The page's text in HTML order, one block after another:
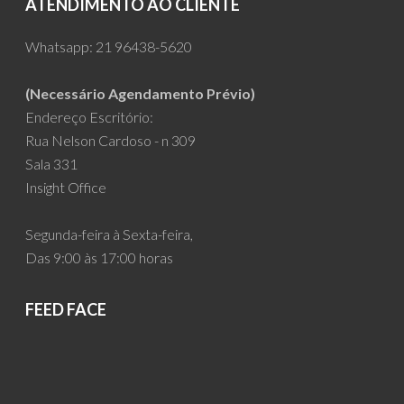
ATENDIMENTO AO CLIENTE
Whatsapp: 21 96438-5620
(Necessário Agendamento Prévio)
Endereço Escritório:
Rua Nelson Cardoso - n 309
Sala 331
Insight Office
Segunda-feira à Sexta-feira,
Das 9:00 às 17:00 horas
FEED FACE